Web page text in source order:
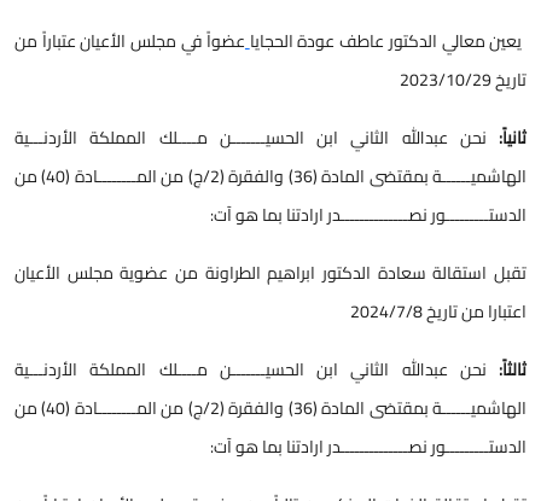
معالي الدكتور عاطف عودة الحجاياعضواً في مجلس الأعيان عتباراً من
تاريخ 2023/10/29
ثانياً:نحن عبدالله الثاني ابن الحسيـــــــن مــــلك المملكة الأردنـــية
الهاشميــــــة بمقتضى المادة (36) والفقرة (2/ج) من المــــــــادة (40) من
الدستـــــــــور نصــــــــــــــدر ارادتنا بما هو آت:
تقبل استقالة سعادة الدكتور ابراهيم الطراونة من عضوية مجلس الأعيان
اعتبارا من تاريخ 2024/7/8
ثالثاً:نحن عبدالله الثاني ابن الحسيـــــــن مــــلك المملكة الأردنـــية
الهاشميــــــة بمقتضى المادة (36) والفقرة (2/ج) من المــــــــادة (40) من
الدستـــــــــور نصــــــــــــــدر ارادتنا بما هو آت: